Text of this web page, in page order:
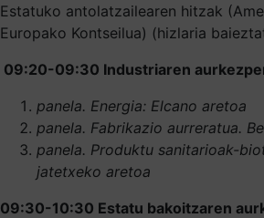
Estatuko antolatzailearen hitzak
Europako Kontseilua) (hizlaria
09:20-09:30 Industriaren
panela. Energia: Elcano aretoa
panela. Fabrikazio aurreratua.
panela. Produktu sanitarioak-
jatetxeko aretoa
09:30-10:30 Estatu bakoitzaren